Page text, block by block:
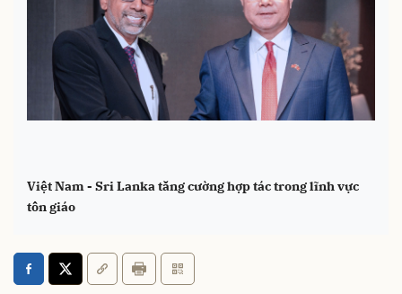
Việt Nam - Sri Lanka tăng cường hợp tác trong lĩnh vực
tôn giáo